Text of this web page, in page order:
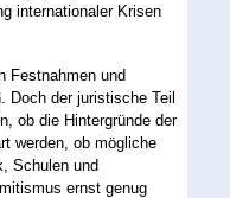
internationaler Krisen
Festnahmen und
Doch der juristische Teil
ob die Hintergründe der
werden, ob mögliche
Schulen und
ernst genug